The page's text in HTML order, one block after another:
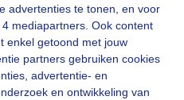
advertenties te tonen, en voor
mediapartners. Ook content
enkel getoond met jouw
partners gebruiken cookies
advertentie- en
en ontwikkeling van